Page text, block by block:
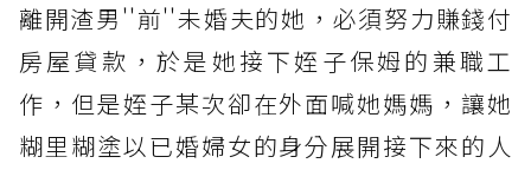
離開渣男''前''未婚夫的她，必須努力賺錢付
房屋貸款，於是她接下姪子保姆的兼職工
作，但是姪子某次卻在外面喊她媽媽，讓她
糊里糊塗以已婚婦女的身分展開接下來的人